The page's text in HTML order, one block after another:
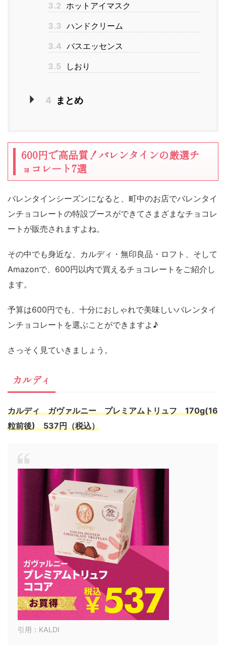
3.2 ホットアイマスク
3.3 ハンドクリーム
3.4 バスエッセンス
3.5
しおり
4 まとめ
600円で高品質！バレンタインの厳選チ
ョコレート7選
バレンタインシーズンになると、町中のお店でバレンタイ
ンチョコレートの特設ブースができてさまざまなチョコレ
ートが販売されますよね。
その中でも身近な、カルディ・無印良品・ロフト、そして
Amazonで、600円以内で買えるチョコレートをご紹介し
ます。
予算は600円でも、十分におしゃれで美味しいバレンタイ
ンチョコレートを選ぶことができますよ♪
さっそく見ていきましょう。
カルディ
カルディ ガヴァルニー プレミアムトリュフ 170g(16
粒前後) 537円（税込）
引用：KALDI